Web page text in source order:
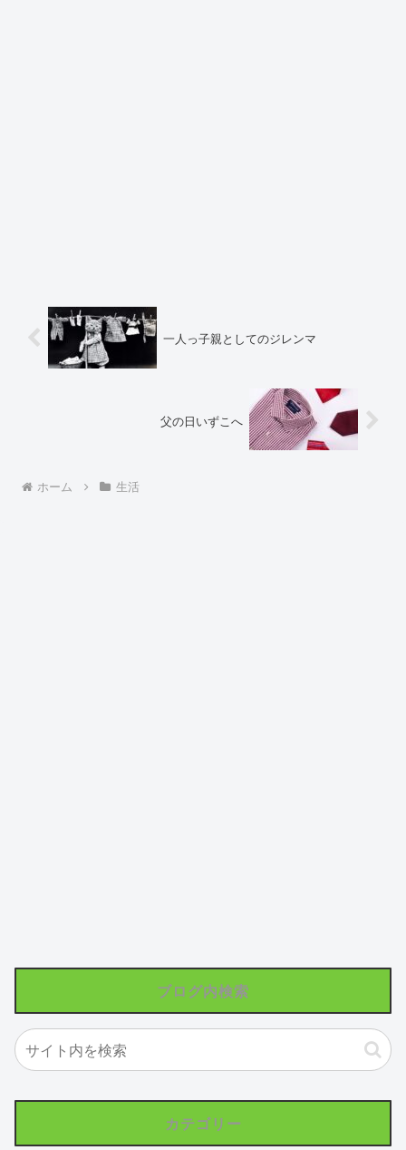
一人っ子親としてのジレンマ
父の日いずこへ
ホーム 生活
ブログ内検索
カテゴリー